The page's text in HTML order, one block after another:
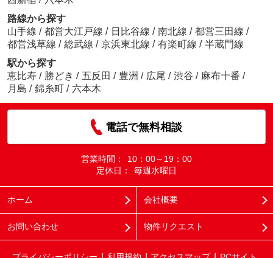
路線から探す
山手線 / 都営大江戸線 / 日比谷線 / 南北線 / 都営三田線 /
都営浅草線 / 総武線 / 京浜東北線 / 有楽町線 / 半蔵門線
駅から探す
恵比寿 / 勝どき / 五反田 / 豊洲 / 広尾 / 渋谷 / 麻布十番 /
月島 / 錦糸町 / 六本木
電話で無料相談
営業時間：
10：00～19：00
定休日：
毎週水曜日
ホーム 会社概要
お問い合わせ 物件リクエスト